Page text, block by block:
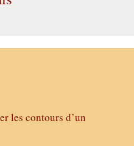
les contours d’un